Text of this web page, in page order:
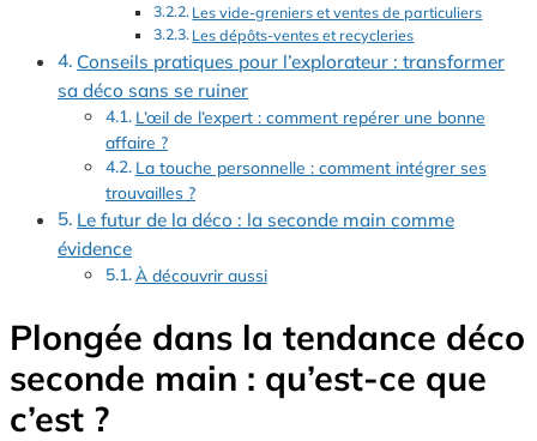
Les vide-greniers et ventes de particuliers
Les dépôts-ventes et recycleries
Conseils pratiques pour l’explorateur : transformer
sa déco sans se ruiner
L’œil de l’expert : comment repérer une bonne
affaire ?
La touche personnelle : comment intégrer ses
trouvailles ?
Le futur de la déco : la seconde main comme
évidence
À découvrir aussi
Plongée dans la tendance déco
seconde main : qu’est-ce que
c’est ?